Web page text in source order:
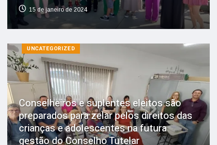
15 de janeiro de 2024
UNCATEGORIZED
Conselheiros e suplentes eleitos são
preparados para zelar pelos direitos das
crianças e adolescentes na futura
gestão do Conselho Tutelar